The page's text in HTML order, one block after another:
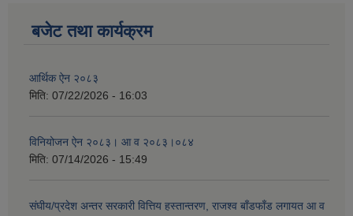
बजेट तथा कार्यक्रम
आर्थिक ऐन २०८३
मिति: 07/22/2026 - 16:03
विनियोजन ऐन २०८३। आ व २०८३।०८४
मिति: 07/14/2026 - 15:49
संघीय/प्रदेश अन्तर सरकारी वित्तिय हस्तान्तरण, राजश्व बाँडफाँड लगायत आ व